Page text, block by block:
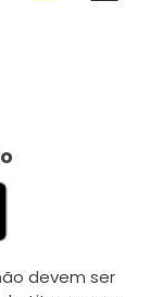
devem ser